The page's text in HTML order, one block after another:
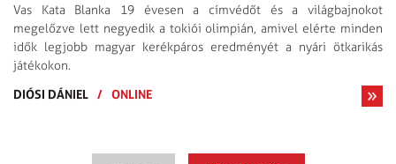
Vas Kata Blanka 19 évesen a címvédőt és a világbajnokot
megelőzve lett negyedik a tokiói olimpián, amivel elérte minden
idők legjobb magyar kerékpáros eredményét a nyári ötkarikás
játékokon.
DIÓSI DÁNIEL / ONLINE